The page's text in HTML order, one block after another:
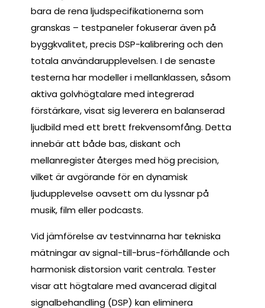
bara de rena ljudspecifikationerna som
granskas – testpaneler fokuserar även på
byggkvalitet, precis DSP-kalibrering och den
totala användarupplevelsen. I de senaste
testerna har modeller i mellanklassen, såsom
aktiva golvhögtalare med integrerad
förstärkare, visat sig leverera en balanserad
ljudbild med ett brett frekvensomfång. Detta
innebär att både bas, diskant och
mellanregister återges med hög precision,
vilket är avgörande för en dynamisk
ljudupplevelse oavsett om du lyssnar på
musik, film eller podcasts.
Vid jämförelse av testvinnarna har tekniska
mätningar av signal-till-brus-förhållande och
harmonisk distorsion varit centrala. Tester
visar att högtalare med avancerad digital
signalbehandling (DSP) kan eliminera